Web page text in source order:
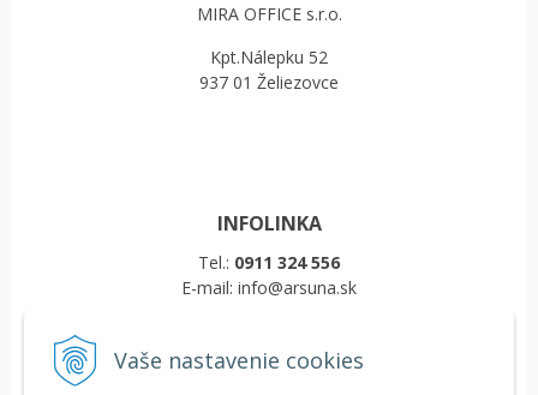
Vaše nastavenie cookies
MIRA OFFICE s.r.o.
Kpt.Nálepku 52
937 01 Želiezovce
INFOLINKA
Tel.: 0911 324 556
E-mail: info@arsuna.sk
VŠETKO O NÁKUPE